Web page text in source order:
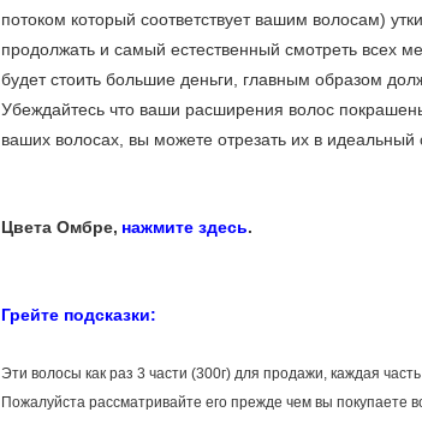
потоком который соответствует вашим волосам)
продолжать и самый естественный смотреть всех
будет стоить большие деньги, главным образом
Убеждайтесь что ваши расширения волос
ваших волосах, вы можете отрезать их в идеальный
Цвета Омбре, нажмите здесь.
Грейте подсказки:
Эти волосы как раз 3 части (300г) для продажи, каждая
Пожалуйста рассматривайте его прежде чем вы покупаете